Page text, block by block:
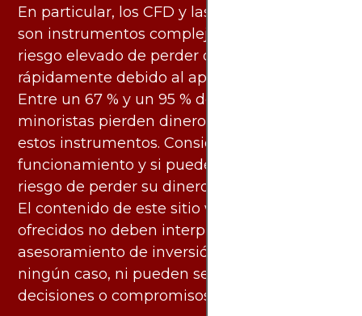
En particular, los CFD y las criptomonedas
son instrumentos complejos y conllevan un
riesgo elevado de perder dinero
rápidamente debido al apalancamiento.
Entre un 67 % y un 95 % de los inversores
minoristas pierden dinero al negociar con
estos instrumentos. Considere si entiende su
funcionamiento y si puede asumir el alto
riesgo de perder su dinero.
El contenido de este sitio web y los servicios
ofrecidos no deben interpretarse como
asesoramiento de inversión ni financiero en
ningún caso, ni pueden servir de base para
decisiones o compromisos de ningún tipo.